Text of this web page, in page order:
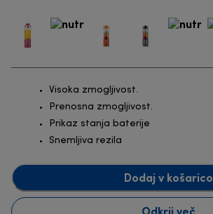
Visoka zmogljivost.
Prenosna zmogljivost.
Prikaz stanja baterije
Snemljiva rezila
Dodaj v košarico
Odkrij več